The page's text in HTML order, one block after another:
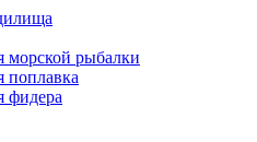
морской рыбалки
поплавка
фидера